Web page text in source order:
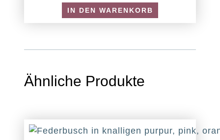
IN DEN WARENKORB
Ähnliche Produkte